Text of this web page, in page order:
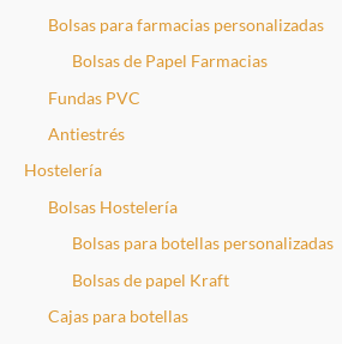
Bolsas para farmacias personalizadas
Bolsas de Papel Farmacias
Fundas PVC
Antiestrés
Hostelería
Bolsas Hostelería
Bolsas para botellas personalizadas
Bolsas de papel Kraft
Cajas para botellas